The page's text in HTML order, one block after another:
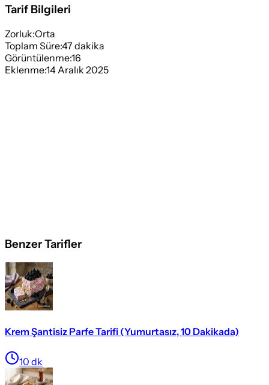
Tarif Bilgileri
Zorluk:Orta
Toplam Süre:47 dakika
Görüntülenme:16
Eklenme:14 Aralık 2025
Benzer Tarifler
Krem Şantisiz Parfe Tarifi (Yumurtasız, 10 Dakikada)
10 dk